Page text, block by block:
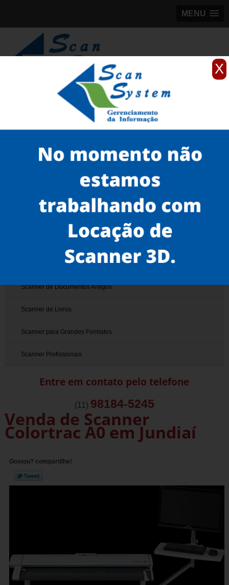
X
MENU
98184-5245
Scanner para grandes formatos
scanner de plantas
venda de scanner colortrac A0 em Jundiaí
Serviços
Scanner de Documentos
Scanner de Documentos Antigos
Scanner de Livros
Scanner para Grandes Formatos
Scanner Profissionais
Entre em contato pelo telefone
(11) 98184-5245
Venda de Scanner
Colortrac A0 em Jundiaí
Gostou? compartilhe!